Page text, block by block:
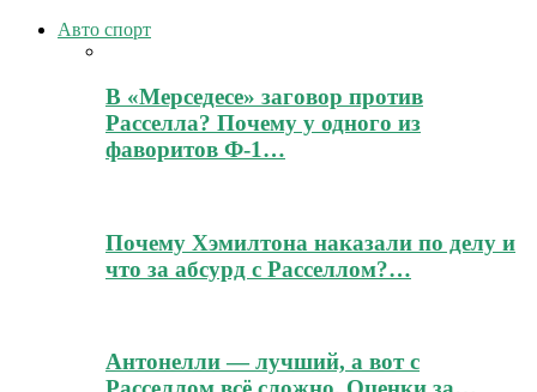
Авто спорт
В «Мерседесе» заговор против
Расселла? Почему у одного из
фаворитов Ф-1…
Почему Хэмилтона наказали по делу и
что за абсурд с Расселлом?…
Антонелли — лучший, а вот с